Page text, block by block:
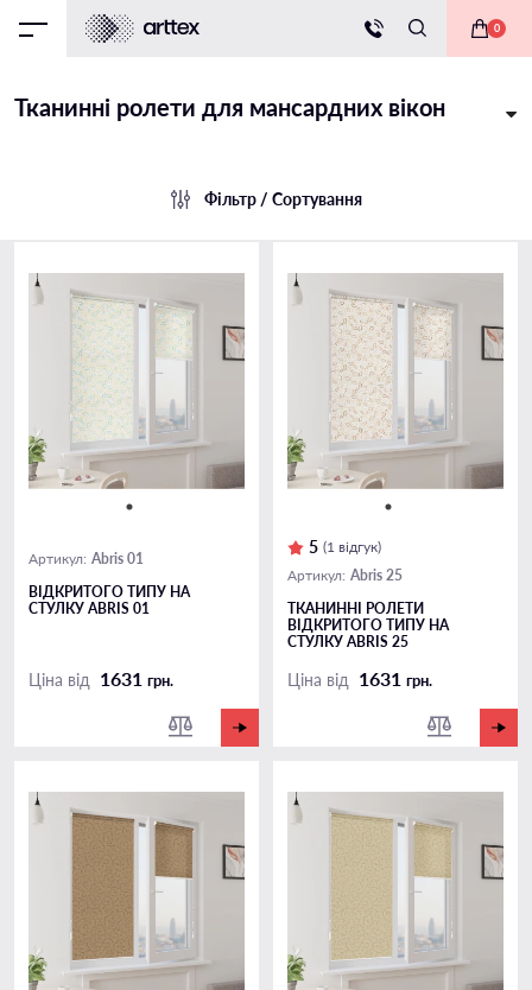
0
Тканинні ролети для мансардних вікон
Фільтр / Сортування
Артикул: Abris 01
ВІДКРИТОГО ТИПУ НА
СТУЛКУ ABRIS 01
Ціна від 1631 грн.
5 (1 відгук)
Артикул: Abris 25
ТКАНИННІ РОЛЕТИ
ВІДКРИТОГО ТИПУ НА
СТУЛКУ ABRIS 25
Ціна від 1631 грн.